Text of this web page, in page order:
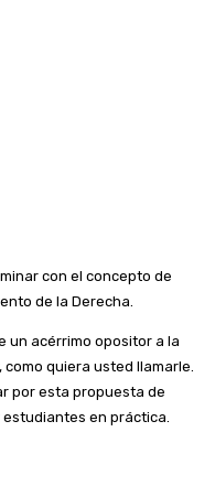
con el concepto de
de la Derecha.
un acérrimo opositor a la
quiera usted llamarle.
por esta propuesta de
en práctica.